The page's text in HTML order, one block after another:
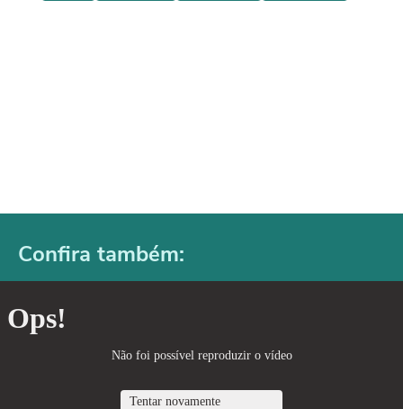
Confira também: